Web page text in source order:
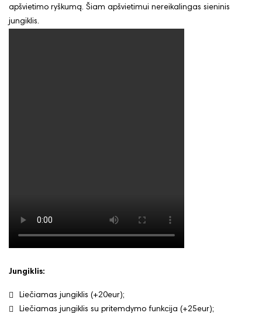
apšvietimo ryškumą. Šiam apšvietimui nereikalingas sieninis
jungiklis.
Jungiklis:
Liečiamas jungiklis (+20eur);
Liečiamas jungiklis su pritemdymo funkcija (+25eur);